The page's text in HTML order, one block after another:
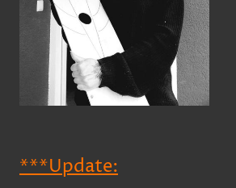
***Update: